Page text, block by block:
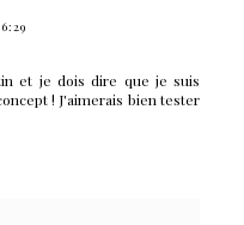
et je dois dire que je suis
! J'aimerais bien tester